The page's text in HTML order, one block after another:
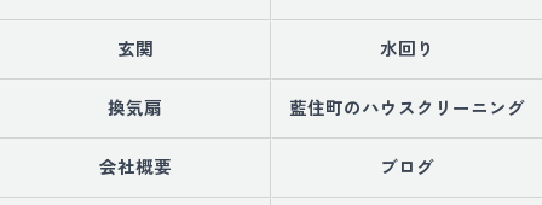
玄関 水回り
換気扇 藍住町のハウスクリーニング
会社概要 ブログ